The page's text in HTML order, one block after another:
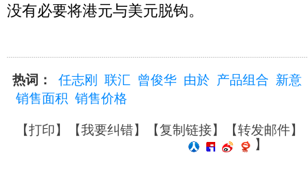
没有必要将港元与美元脱钩。
热词： 任志刚 联汇 曾俊华 由於 产品组合 新意
销售面积 销售价格
【打印】【我要纠错】【复制链接】【转发邮件】
】